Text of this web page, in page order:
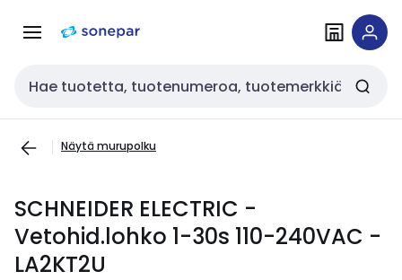
navigointiinsisältöön
Haku
Näytä murupolku
SCHNEIDER ELECTRIC -
Vetohid.lohko 1-30s 110-240VAC -
LA2KT2U